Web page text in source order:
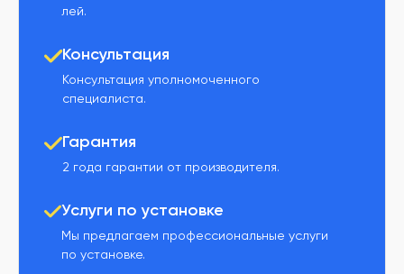
лей.
Консультация
Консультация уполномоченного
специалиста.
Гарантия
2 года гарантии от производителя.
Услуги по установке
Мы предлагаем профессиональные услуги
по установке.